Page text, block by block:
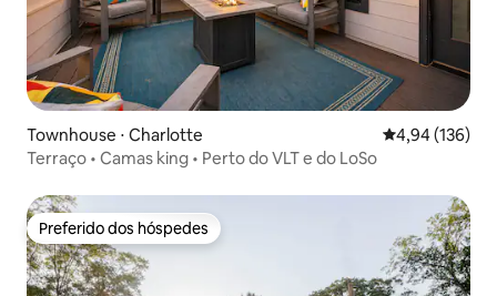
Townhouse ⋅ Charlotte 4,94 de uma
4,94 (136)
Terraço • Camas king • Perto do VLT e do LoSo
Preferido dos hóspedes
Preferido dos hóspedes